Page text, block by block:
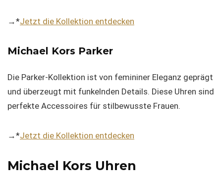
→*Jetzt die Kollektion entdecken
Michael Kors Parker
Die Parker-Kollektion ist von femininer Eleganz geprägt
und überzeugt mit funkelnden Details. Diese Uhren sind
perfekte Accessoires für stilbewusste Frauen.
→*Jetzt die Kollektion entdecken
Michael Kors Uhren